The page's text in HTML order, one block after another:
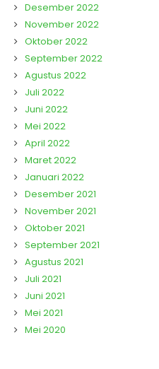
Desember 2022
November 2022
Oktober 2022
September 2022
Agustus 2022
Juli 2022
Juni 2022
Mei 2022
April 2022
Maret 2022
Januari 2022
Desember 2021
November 2021
Oktober 2021
September 2021
Agustus 2021
Juli 2021
Juni 2021
Mei 2021
Mei 2020